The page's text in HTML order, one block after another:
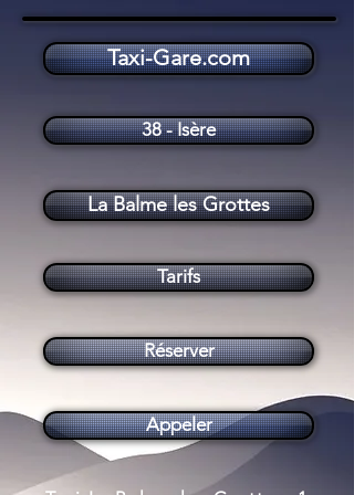
Tarifs
Taxi La Balme les Grottes (38390)
La Balme les Grottes
Taxi-Gare.com
Réserver
Appeler
38 - Isère